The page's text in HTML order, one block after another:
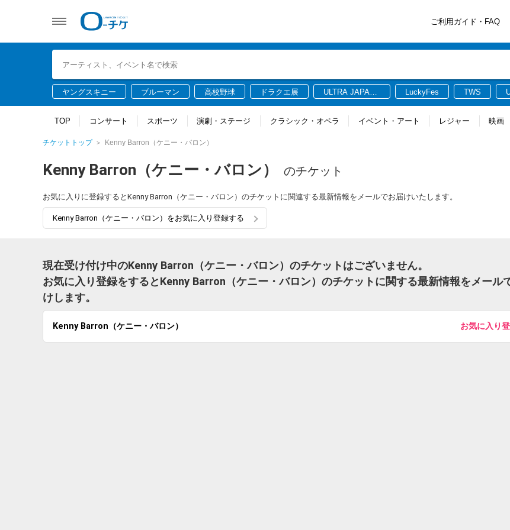
ご利用ガイド・FAQ
ヤングスキニー ブルーマン 高校野球 ドラクエ展
ULTRA JAPAN
LuckyFes TWS
TOP コンサート スポーツ 演劇・ステージ クラシック・オペラ イベント・アート レジャー 映画
チケットトップ Kenny Barron（ケニー・バロン）
Kenny Barron（ケニー・バロン） のチケット
お気に入りに登録するとKenny Barron（ケニー・バロン）のチケットに関連する最新情報をメールでお届けいたします。
Kenny Barron（ケニー・バロン）をお気に入り登録する
現在受け付け中のKenny Barron（ケニー・バロン）のチケットはございません。
お気に入り登録をするとKenny Barron（ケニー・バロン）のチケットに関する最新情報をメール
けします。
Kenny Barron（ケニー・バロン） お気に入り